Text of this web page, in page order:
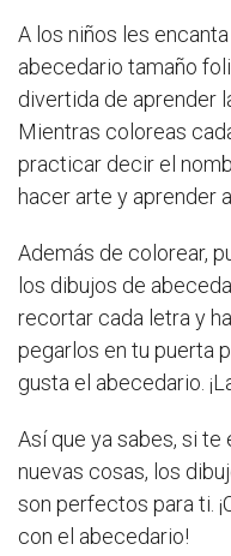
A los niños les
abecedario tamaño
divertida de aprender
Mientras coloreas
practicar decir el
hacer arte y aprender
Además de colorear,
los dibujos de
recortar cada letra y
pegarlos en tu puerta
gusta el abecedario.
Así que ya sabes, si
nuevas cosas, los
son perfectos para ti.
con el abecedario!